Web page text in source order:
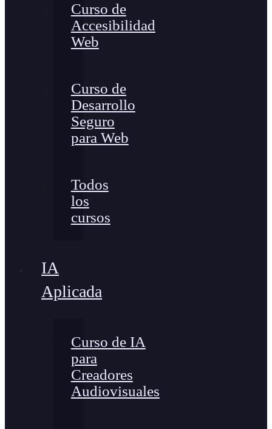
Curso de
Accesibilidad
Web
Curso de
Desarrollo
Seguro
para Web
Todos
los
cursos
IA
Aplicada
Curso de IA
para
Creadores
Audiovisuales